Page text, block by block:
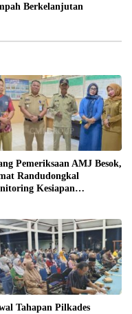
Berkelanjutan
Pemeriksaan AMJ Besok,
Randudongkal
Kesiapan
Tahapan Pilkades